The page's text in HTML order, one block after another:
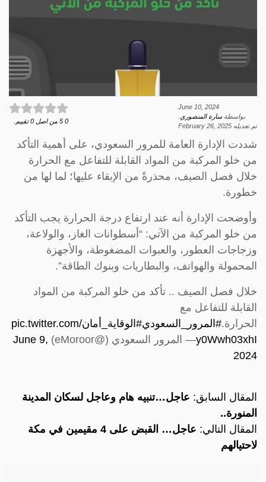
June 10, 2024
بواسطةسارة المنصوري
تم تعديله February 26, 2025
0
5 من اصل 0 تقييم.
شددت الإدارة العامة للمرور السعودي، على أهمية التأكد
من خلو المركبة من المواد القابلة للتفاعل مع الحرارة
خلال فصل الصيف، محذرةً من الإبقاء عليها؛ لما لها من
خطورة.⁧
وأوضحت الإدارة أنه عند ارتفاع درجة الحرارة يجب التأكد
من خلو المركبة من الآتي: “أسطوانات الغاز، والولاعة،
وزجاجات العطور، والعبوات المضغوطة، والأجهزة
المحمولة والهواتف، والبطاريات وبنوك الطاقة”.
خلال فصل الصيف .. تأكد من خلو المركبة من المواد
القابلة للتفاعل مع
الحرارة.⁧#المرور_السعودي#الوقاية_أمانpic.twitter.com/
y0Wwh03xhI— المرور السعودي (@eMoroor)
June 9,
2024
المقال السابق: عاجل…تنبيه هام وعاجل لسكان المدينة
المنورة..
المقال التالي:
عاجل… القبض على 4 مقيمين في مكة
لاحتيالهم